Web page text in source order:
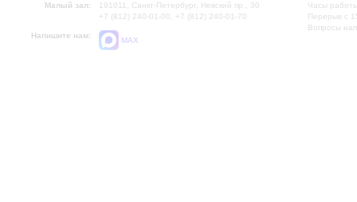
Малый зал:
191011, Санкт-Петербург, Невский пр., 30
+7 (812) 240-01-00, +7 (812) 240-01-70
Напишите нам:
MAX
Часы
Перерыв с
Вопросы